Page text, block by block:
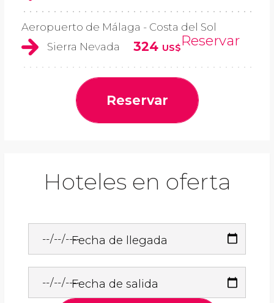
Aeropuerto de Málaga - Costa del Sol
Sierra Nevada
324 US$Reservar
Reservar
Hoteles en oferta
Fecha de llegada
Fecha de salida